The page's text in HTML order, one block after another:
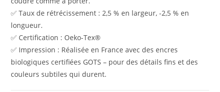
✅ Taux de rétrécissement : 2,5 % en largeur, -2,5 % en
longueur.
✅ Certification : Oeko-Tex®
✅ Impression : Réalisée en France avec des encres
biologiques certifiées GOTS – pour des détails fins et des
couleurs subtiles qui durent.